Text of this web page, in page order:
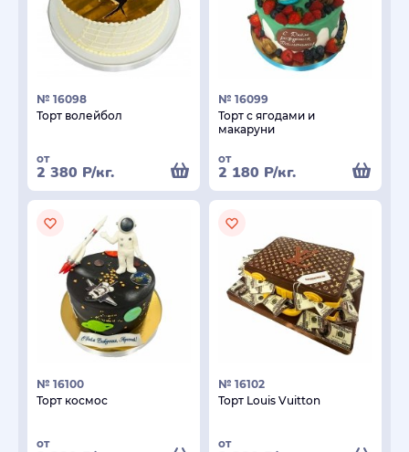
№ 16098
Торт волейбол
от
2 380 Р/кг.
№ 16099
Торт с ягодами и
макаруни
от
2 180 Р/кг.
№ 16100
Торт космос
от
№ 16102
Торт Louis Vuitton
от